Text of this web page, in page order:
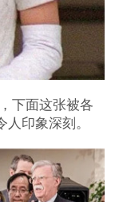
下面这张被各
人印象深刻。